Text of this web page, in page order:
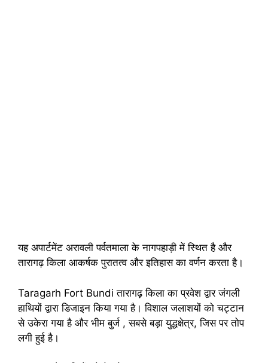
यह अपार्टमेंट अरावली पर्वतमाला के नागपहाड़ी में स्थित है और
तारागढ़ किला आकर्षक पुरातत्व और इतिहास का वर्णन करता है।
Taragarh Fort Bundi तारागढ़ किला का प्रवेश द्वार जंगली
हाथियों द्वारा डिजाइन किया गया है। विशाल जलाशयों को चट्टान
से उकेरा गया है और भीम बुर्ज , सबसे बड़ा युद्धक्षेत्र, जिस पर तोप
लगी हुई है।